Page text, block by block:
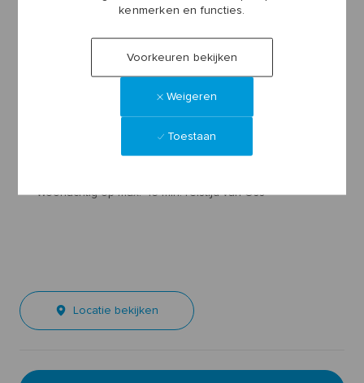
kenmerken en functies.
Voorkeuren bekijken
Weigeren
Toestaan
aangevuld met werkervaring in een soortgelijke functie
• Woonachtig op max. 45 min. reistijd van Oss
Locatie bekijken